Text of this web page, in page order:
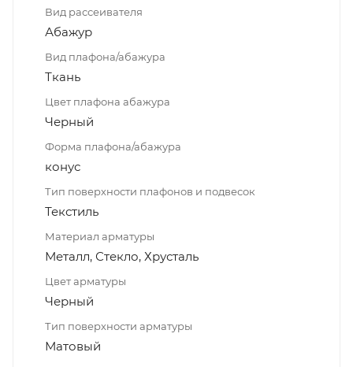
Вид рассеивателя
Абажур
Вид плафона/абажура
Ткань
Цвет плафона абажура
Черный
Форма плафона/абажура
конус
Тип поверхности плафонов и подвесок
Текстиль
Материал арматуры
Металл, Стекло, Хрусталь
Цвет арматуры
Черный
Тип поверхности арматуры
Матовый